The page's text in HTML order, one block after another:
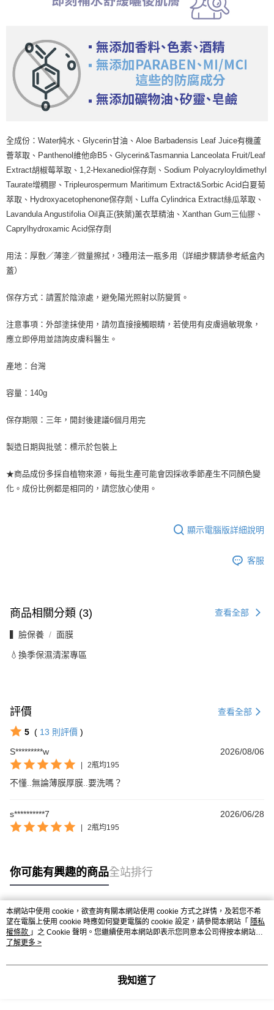
全成份：Water純水、Glycerin甘油、Aloe Barbadensis Leaf Juice有機蘆
薈萃取、Panthenol維他命B5、Glycerin&Tasmannia Lanceolata Fruit/Leaf
Extract胡椒莓萃取、1,2-Hexanediol保存劑、Sodium Polyacryloyldimethyl
Taurate增稠膠、Tripleurospermum Maritimum Extract&Sorbic Acid白夏菊
萃取、Hydroxyacetophenone保存劑、Luffa Cylindrica Extract絲瓜萃取、
Lavandula Angustifolia Oil真正(狹葉)薰衣草精油、Xanthan Gum三仙膠、
Caprylhydroxamic Acid保存劑
用法：厚敷／薄塗／微量擦拭，3種用法一瓶多用（詳細步驟請參考紙盒內
蓋）
保存方式：請置於陰涼處，避免陽光照射以防變質。
注意事項：外部塗抹使用，請勿直接接觸眼睛，若使用有皮膚過敏現象，
應立即停用並諮詢皮膚科醫生。
產地：台灣
容量：140g
保存期限：三年，開封後建議6個月用完
製造日期與批號：標示於包裝上
★商品成份多採自植物來源，每批生產可能會因採收季節產生不同顏色變
化。成份比例都是相同的，請您放心使用。
顯示電腦版詳細說明
客服
商品相關分類 (3) 查看全部
▍臉保養 面膜
💧換季保濕清潔專區
評價 查看全部
5 ( 13 則評價 )
S*********w
2026/08/06
2瓶均195
不懂..無論薄膜厚膜..要洗嗎？
s**********7 2026/06/28
2瓶均195
你可能有興趣的商品全站排行
熱門標籤
本網站中使用 cookie，欲查詢有關本網站使用 cookie 方式之詳情，及若您不希
望在電腦上使用 cookie 時應如何變更電腦的 cookie 設定，請參閱本網站「 隱私
權條款 」之 Cookie 聲明。您繼續使用本網站即表示您同意本公司得按本網站使
用條款之 Cookie 聲明使用 cookie。
了解更多 >
我知道了